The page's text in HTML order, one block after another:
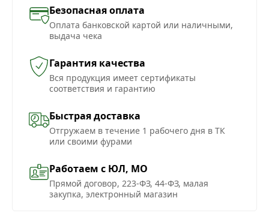
Безопасная оплата
Оплата банковской картой или наличными,
выдача чека
Гарантия качества
Вся продукция имеет сертификаты
соответствия и гарантию
Быстрая доставка
Отгружаем в течение 1 рабочего дня в ТК
или своими фурами
Работаем с ЮЛ, МО
Прямой договор, 223-ФЗ, 44-ФЗ, малая
закупка, электронный магазин